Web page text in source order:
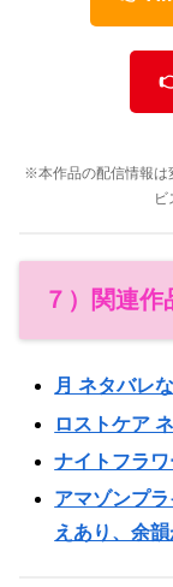
※本作品の配信情報は
ビ
７）関連作
月 ネタバレ
ロストケア
ナイトフラ
アマゾンプ
えあり、余韻